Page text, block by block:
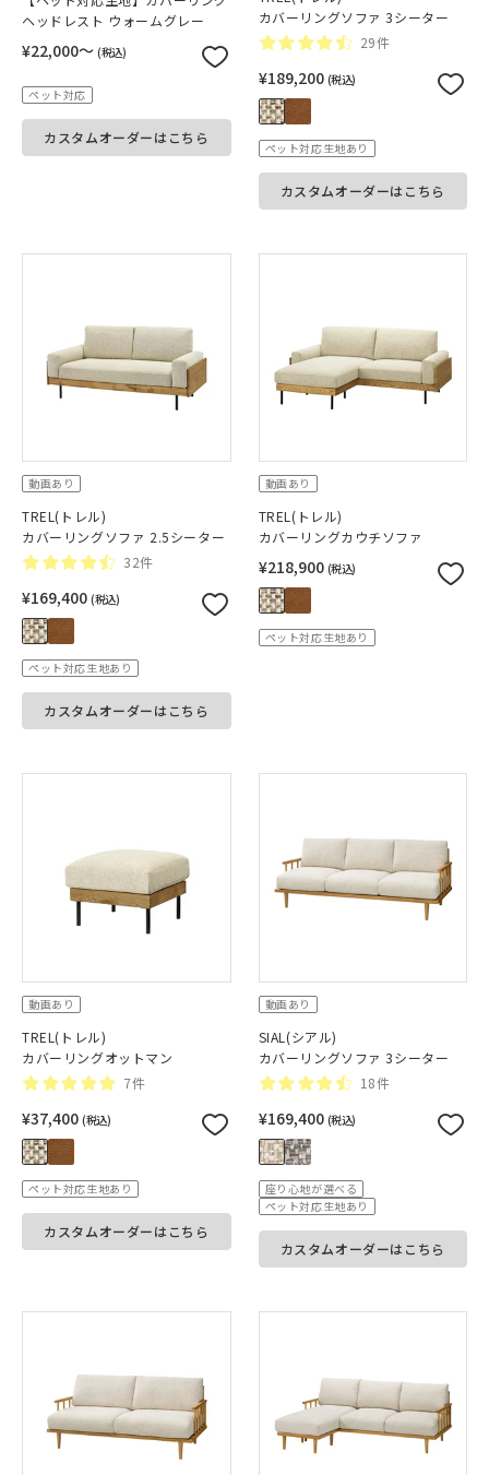
ヘッドレスト ウォームグレー
¥22,000〜 (税込)
ペット対応
カスタムオーダーはこちら
カバーリングソファ 3シーター
29件
¥189,200 (税込)
ペット対応生地あり
カスタムオーダーはこちら
動画あり
TREL(トレル)
カバーリングソファ 2.5シーター
32件
¥169,400 (税込)
ペット対応生地あり
カスタムオーダーはこちら
動画あり
TREL(トレル)
カバーリングカウチソファ
¥218,900 (税込)
ペット対応生地あり
動画あり
TREL(トレル)
カバーリングオットマン
7件
¥37,400 (税込)
ペット対応生地あり
カスタムオーダーはこちら
動画あり
SIAL(シアル)
カバーリングソファ 3シーター
18件
¥169,400 (税込)
座り心地が選べる
ペット対応生地あり
カスタムオーダーはこちら